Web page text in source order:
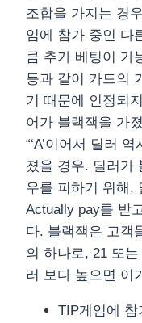
조합을 가지는 경
임에 참가 중인 다
큼 추가 베팅이 가
등과 같이 카드의
기 때문에 인정되
어가 블랙잭을 가
“‘A’이어서 딜러
졌을 경우. 딜러가
우를 피하기 위해,
Actually pay를 받
다. 블랙잭은 고객
의 하나로, 21 또
러 보다 높으면 이
TIP게임에 참